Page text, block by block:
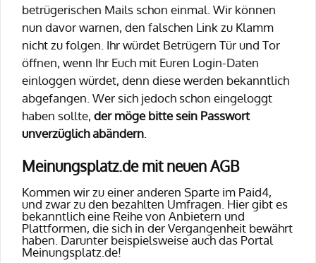
betrügerischen Mails schon einmal. Wir können
nun davor warnen, den falschen Link zu Klamm
nicht zu folgen. Ihr würdet Betrügern Tür und Tor
öffnen, wenn Ihr Euch mit Euren Login-Daten
einloggen würdet, denn diese werden bekanntlich
abgefangen. Wer sich jedoch schon eingeloggt
haben sollte, der möge bitte sein Passwort
unverzüglich abändern
Meinungsplatz.de mit neuen AGB
Kommen wir zu einer anderen Sparte im Paid4,
und zwar zu den bezahlten Umfragen. Hier gibt es
bekanntlich eine Reihe von Anbietern und
Plattformen, die sich in der Vergangenheit bewährt
haben. Darunter beispielsweise auch das Portal
Meinungsplatz.de!